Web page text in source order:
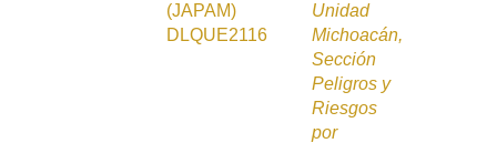
(JAPAM)
DLQUE2116
Unidad
Michoacán,
Sección
Peligros y
Riesgos
por